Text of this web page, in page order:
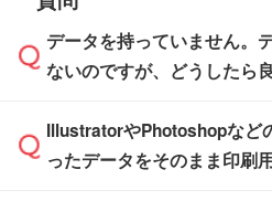
ル」に注文予定日をご入
その締切日や出荷目安をご
品が決まりましたらお早
たします。
品ページにてご確認くださ
【袋入り】 商品がひとつ
す。(透明袋、デザイン袋
【個包装なし】 個包装が
※化粧箱から白箱への入れ
箱の作成は原則承っており
ださい。
データを持っていません。
ないのですが、どうしたら
無料の「デザインシミュレ
PCやスマホから簡単にデ
IllustratorやPhotoshopなど
ったデータをそのまま印刷